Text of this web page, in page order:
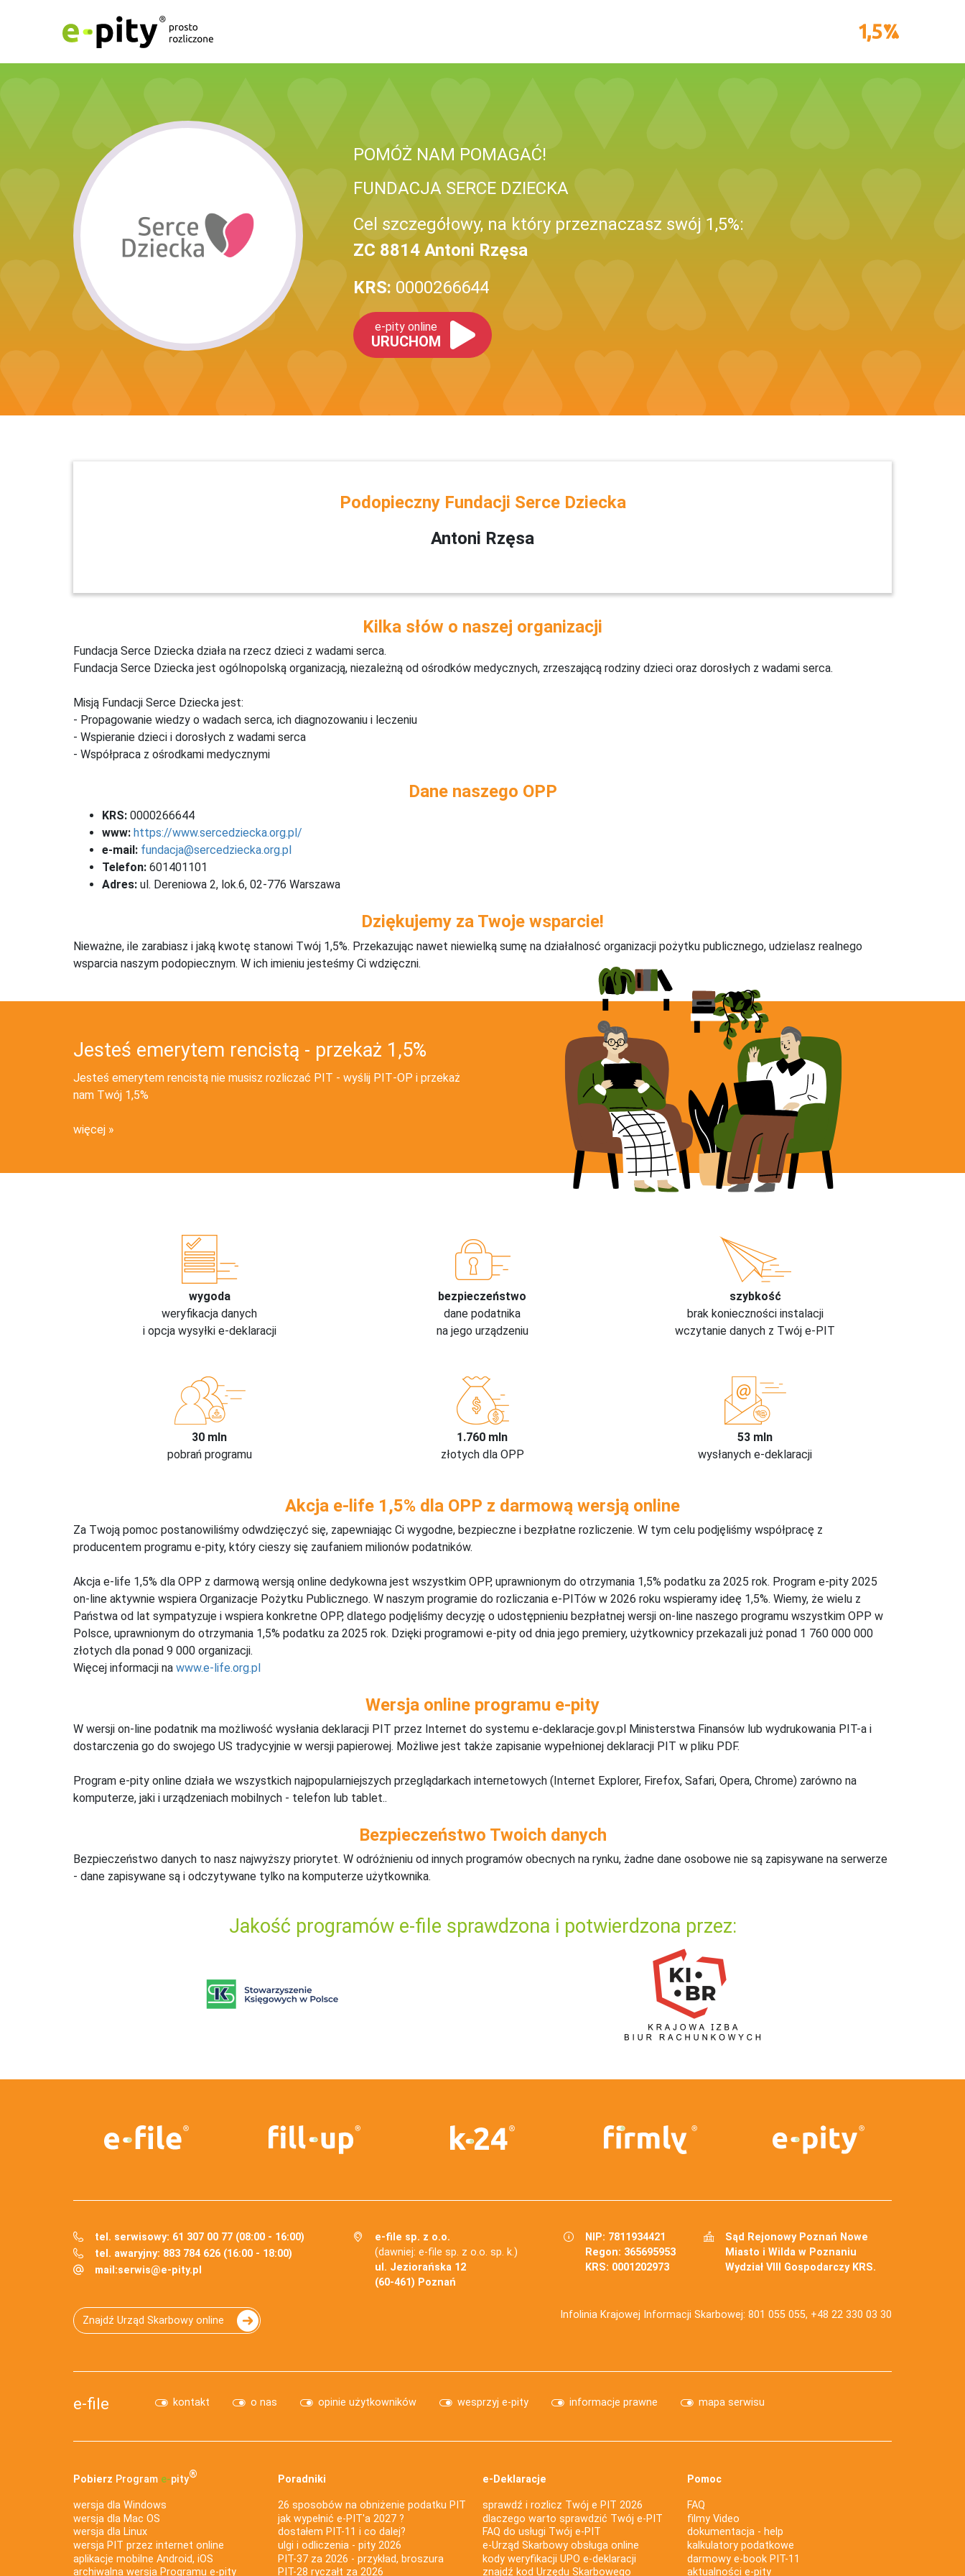
POMÓŻ NAM POMAGAĆ!
FUNDACJA SERCE DZIECKA
Cel szczegółowy, na który przeznaczasz swój 1,5%:
ZC 8814 Antoni Rzęsa
KRS: 0000266644
e-pity online
URUCHOM
Podopieczny Fundacji Serce Dziecka
Antoni Rzęsa
Kilka słów o naszej organizacji
Fundacja Serce Dziecka działa na rzecz dzieci z wadami serca.
Fundacja Serce Dziecka jest ogólnopolską organizacją, niezależną od ośrodków medycznych, zrzeszającą rodziny dzieci oraz dorosłych z wadami serca.
Misją Fundacji Serce Dziecka jest:
- Propagowanie wiedzy o wadach serca, ich diagnozowaniu i leczeniu
- Wspieranie dzieci i dorosłych z wadami serca
- Współpraca z ośrodkami medycznymi
Dane naszego OPP
KRS: 0000266644
www: https://www.sercedziecka.org.pl/
e-mail: fundacja@sercedziecka.org.pl
Telefon: 601401101
Adres: ul. Dereniowa 2, lok.6, 02-776 Warszawa
Dziękujemy za Twoje wsparcie!
Nieważne, ile zarabiasz i jaką kwotę stanowi Twój 1,5%. Przekazując nawet niewielką sumę na działalnosć organizacji pożytku publicznego, udzielasz realnego
wsparcia naszym podopiecznym. W ich imieniu jesteśmy Ci wdzięczni.
Jesteś emerytem rencistą - przekaż 1,5%
Jesteś emerytem rencistą nie musisz rozliczać PIT - wyślij PIT‑OP i przekaż
nam Twój 1,5%
więcej
wygoda
weryfikacja danych
i opcja wysyłki e-deklaracji
bezpieczeństwo
dane podatnika
na jego urządzeniu
szybkość
brak konieczności instalacji
wczytanie danych z Twój e-PIT
30 mln
pobrań programu
1.760 mln
złotych dla OPP
53 mln
wysłanych e-deklaracji
Akcja e-life 1,5% dla OPP z darmową wersją online
Za Twoją pomoc postanowiliśmy odwdzięczyć się, zapewniając Ci wygodne, bezpieczne i bezpłatne rozliczenie. W tym celu podjęliśmy współpracę z
producentem programu e-pity, który cieszy się zaufaniem milionów podatników.
Akcja e-life 1,5% dla OPP z darmową wersją online dedykowna jest wszystkim OPP, uprawnionym do otrzymania 1,5% podatku za 2025 rok. Program e-pity 2025
on-line aktywnie wspiera Organizacje Pożytku Publicznego. W naszym programie do rozliczania e-PITów w 2026 roku wspieramy ideę 1,5%. Wiemy, że wielu z
Państwa od lat sympatyzuje i wspiera konkretne OPP, dlatego podjęliśmy decyzję o udostępnieniu bezpłatnej wersji on-line naszego programu wszystkim OPP w
Polsce, uprawnionym do otrzymania 1,5% podatku za 2025 rok. Dzięki programowi e-pity od dnia jego premiery, użytkownicy przekazali już ponad 1 760 000 000
złotych dla ponad 9 000 organizacji.
Więcej informacji na www.e-life.org.pl
Wersja online programu e-pity
W wersji on-line podatnik ma możliwość wysłania deklaracji PIT przez Internet do systemu e-deklaracje.gov.pl Ministerstwa Finansów lub wydrukowania PIT-a i
dostarczenia go do swojego US tradycyjnie w wersji papierowej. Możliwe jest także zapisanie wypełnionej deklaracji PIT w pliku PDF.
Program e-pity online działa we wszystkich najpopularniejszych przeglądarkach internetowych (Internet Explorer, Firefox, Safari, Opera, Chrome) zarówno na
komputerze, jaki i urządzeniach mobilnych - telefon lub tablet..
Bezpieczeństwo Twoich danych
Bezpieczeństwo danych to nasz najwyższy priorytet. W odróżnieniu od innych programów obecnych na rynku, żadne dane osobowe nie są zapisywane na serwerze
- dane zapisywane są i odczytywane tylko na komputerze użytkownika.
Jakość programów e-file sprawdzona i potwierdzona przez:
tel. serwisowy: 61 307 00 77 (08:00 - 16:00)
tel. awaryjny: 883 784 626 (16:00 - 18:00)
mail:serwis@e-pity.pl
e-file sp. z o.o.
(dawniej: e-file sp. z o.o. sp. k.)
ul. Jeziorańska 12
(60-461) Poznań
NIP: 7811934421
Regon: 365695953
KRS: 0001202973
Sąd Rejonowy Poznań Nowe
Miasto i Wilda w Poznaniu
Wydział VIII Gospodarczy KRS.
Znajdź Urząd Skarbowy online Infolinia Krajowej Informacji Skarbowej: 801 055 055, +48 22 330 03 30
e-file kontakt o nas opinie użytkowników wesprzyj e-pity informacje prawne mapa serwisu
Pobierz Program e‑pity®
wersja dla Windows
wersja dla Mac OS
wersja dla Linux
wersja PIT przez internet online
aplikacje mobilne Android, iOS
archiwalna wersja Programu e-pity
Poradniki
26 sposobów na obniżenie podatku PIT
jak wypełnić e-PIT'a 2027 ?
dostałem PIT-11 i co dalej?
ulgi i odliczenia - pity 2026
PIT-37 za 2026 - przykład, broszura
PIT-28 ryczałt za 2026
e-Deklaracje
sprawdź i rozlicz Twój e PIT 2026
dlaczego warto sprawdzić Twój e-PIT
FAQ do usługi Twój e-PIT
e-Urząd Skarbowy obsługa online
kody weryfikacji UPO e-deklaracji
znajdź kod Urzędu Skarbowego
Pomoc
FAQ
filmy Video
dokumentacja - help
kalkulatory podatkowe
darmowy e-book PIT-11
aktualności e-pity